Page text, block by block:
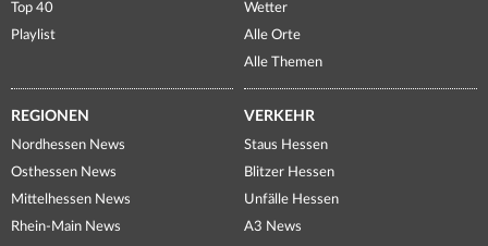
Top 40
Playlist
Wetter
Alle Orte
Alle Themen
REGIONEN
Nordhessen News
Osthessen News
Mittelhessen News
Rhein-Main News
VERKEHR
Staus Hessen
Blitzer Hessen
Unfälle Hessen
A3 News